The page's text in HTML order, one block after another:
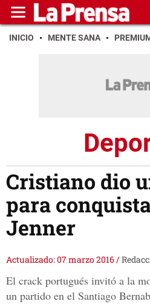
INICIO MENTE SANA
Cristiano dio
para
Jenner
Actualizado: 07 marzo 2016/
El crack portugués invitó a la
un partido en el Santiago